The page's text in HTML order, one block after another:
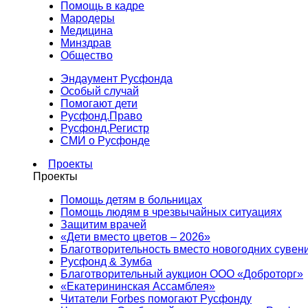
Помощь в кадре
Мародеры
Медицина
Минздрав
Общество
Эндаумент Русфонда
Особый случай
Помогают дети
Русфонд.Право
Русфонд.Регистр
СМИ о Русфонде
Проекты
Проекты
Помощь детям в больницах
Помощь людям в чрезвычайных ситуациях
Защитим врачей
«Дети вместо цветов – 2026»
Благотворительность вместо новогодних
Русфонд & Зумба
Благотворительный аукцион ООО «Доброторг»
«Екатерининская Ассамблея»
Читатели Forbes помогают Русфонду